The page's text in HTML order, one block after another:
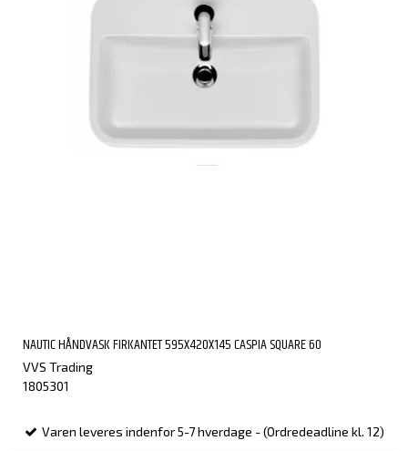
NAUTIC HÅNDVASK FIRKANTET 595X420X145 CASPIA SQUARE 60
VVS Trading
1805301
Varen leveres indenfor 5-7 hverdage - (Ordredeadline kl. 12)